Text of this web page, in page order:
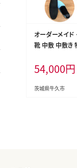
オーダーメイド
靴 中敷 中敷き
限会社サワムラヤ
54,000円
茨城県牛久市